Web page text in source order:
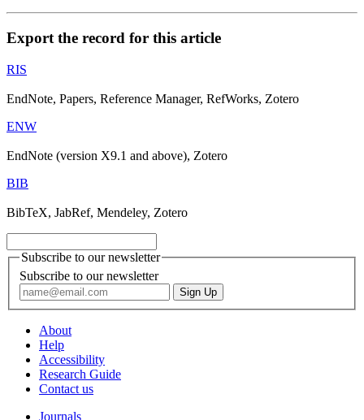
Export the record for this article
RIS
EndNote, Papers, Reference Manager, RefWorks, Zotero
ENW
EndNote (version X9.1 and above), Zotero
BIB
BibTeX, JabRef, Mendeley, Zotero
Subscribe to our newsletter
Subscribe to our newsletter
About
Help
Accessibility
Research Guide
Contact us
Journals